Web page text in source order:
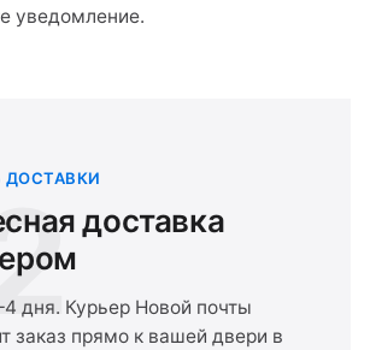
уведомление.
доставка
дня. Курьер Новой почты
заказ прямо к вашей двери в